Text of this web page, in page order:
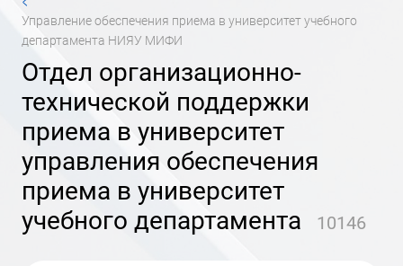
управление обеспечения приема в университет учебного
департамента НИЯУ МИФИ
отдел организационно-
технической поддержки
приема в университет
управления обеспечения
приема в университет
учебного департамента
10146